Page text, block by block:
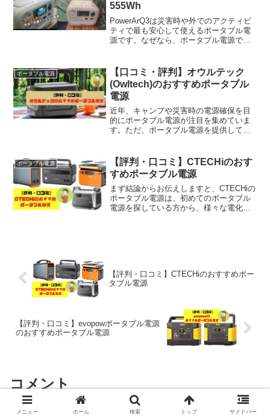
555Wh
PowerArQ3は災害時や外でのアクティビ
ティで最も安心して使えるポータブル電
源です。なぜなら、ポータブル電源では
災害時の漏水、粉塵など悪環境でも耐え
られるのはい...
ポータブル電源
【口コミ・評判】オウルテック
(Owltech)のおすすめポータブル
電源
近年、キャンプや災害時の電源確保を目
的にポータブル電源が注目を集めていま
す。ただ、ポータブル電源を提供してい
ため、初心者の方はどれを買えばいいか
分からない状況になってい...
ポータブル電源
【評判・口コミ】CTECHiのおす
すめポータブル電源
まず結論からお伝えしますと、CTECHiの
ポータブル電源は、初めてのポータブル
電源を探している方から、様々な電化製
【評判・口コミ】CTECHiのおすすめポー
タブル電源
【評判・口コミ】evopowポータブル電源
のおすすめポータブル電源
コメント
メニュー ホーム 検索 トップ サイドバー